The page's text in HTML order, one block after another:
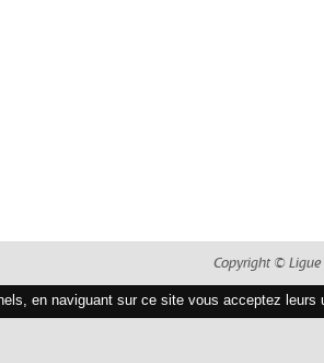
Copyright ©
en naviguant sur ce site vous acceptez leurs